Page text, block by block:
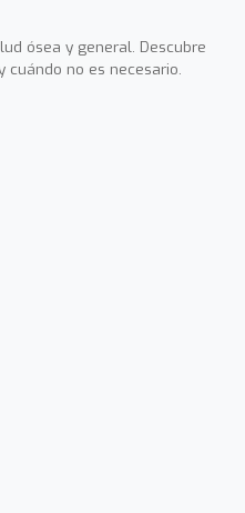
ósea y general. Descubre
cuándo no es necesario.